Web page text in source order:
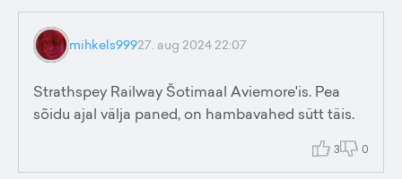
mihkels99927. aug 2024 22:07
Strathspey Railway Šotimaal Aviemore'is. Pea
sõidu ajal välja paned, on hambavahed sütt täis.
3 0